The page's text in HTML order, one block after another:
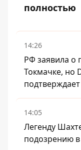
полностью
14:26
РФ заявила о
Токмачке, но
подтверждает
14:05
Легенду
подозрению